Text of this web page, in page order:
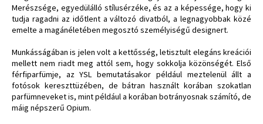
Merészsége, egyedülálló stílusérzéke, és az a képessége, hogy ki
tudja ragadni az időtlent a változó divatból, a legnagyobbak közé
emelte a magánéletében megosztó személyiségű designert.
Munkásságában is jelen volt a kettősség, letisztult elegáns kreációi
mellett nem riadt meg attól sem, hogy sokkolja közönségét. Első
férfiparfümje, az YSL bemutatásakor például meztelenül állt a
fotósok kereszttüzében, de bátran használt korában szokatlan
parfümneveket is, mint például a korában botrányosnak számító, de
máig népszerű Opium.